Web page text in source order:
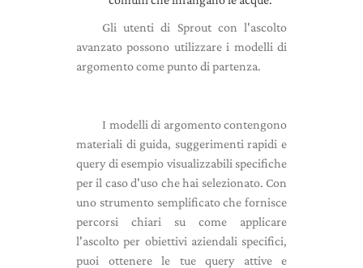
Gli utenti di Sprout con l'ascolto
avanzato possono utilizzare i modelli di
argomento come punto di partenza.
I modelli di argomento contengono
materiali di guida, suggerimenti rapidi e
query di esempio visualizzabili specifiche
per il caso d'uso che hai selezionato. Con
uno strumento semplificato che fornisce
percorsi chiari su come applicare
l'ascolto per obiettivi aziendali specifici,
puoi ottenere le tue query attive e